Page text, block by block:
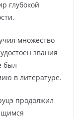
глубокой
множество
звания
был
в литературе.
продолжил